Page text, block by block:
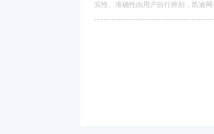
实性、准确性由用户自行辨别，凯迪